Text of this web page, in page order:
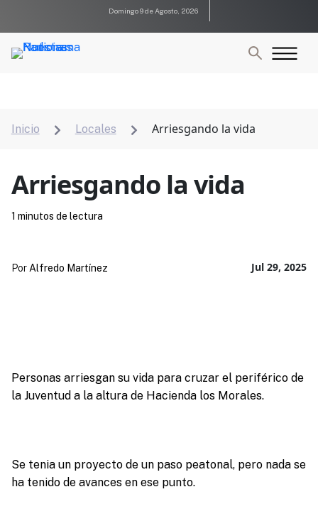
Domingo 9 de Agosto, 2026
Inicio  Locales  Arriesgando la vida
Arriesgando la vida
Jul 29, 2025
Por Alfredo Martínez
1 minutos de lectura
Personas arriesgan su vida para cruzar el periférico de
la Juventud a la altura de Hacienda los Morales.
Se tenia un proyecto de un paso peatonal, pero nada se
ha tenido de avances en ese punto.